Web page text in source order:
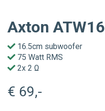
Axton ATW16
16.5cm subwoofer
75 Watt RMS
2x 2 Ω
€ 69,-